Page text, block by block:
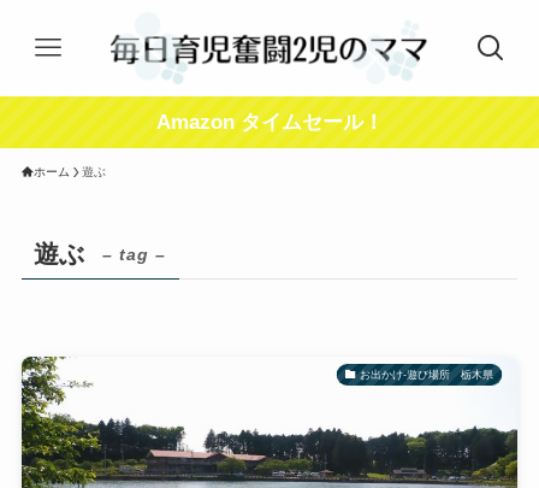
Amazon タイムセール！
ホーム 遊ぶ
遊ぶ – tag –
お出かけ-遊び場所 栃木県